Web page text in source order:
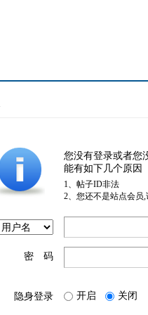
您没有登录或者您
能有如下几个原因
1、帖子ID非法
2、您还不是站点会员
密 码
隐身登录 开启 关闭